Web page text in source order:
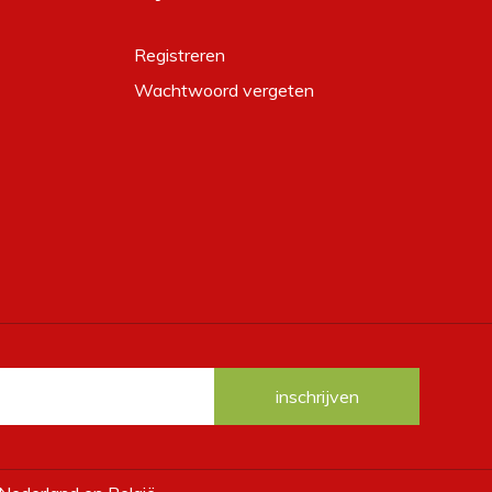
Registreren
Wachtwoord vergeten